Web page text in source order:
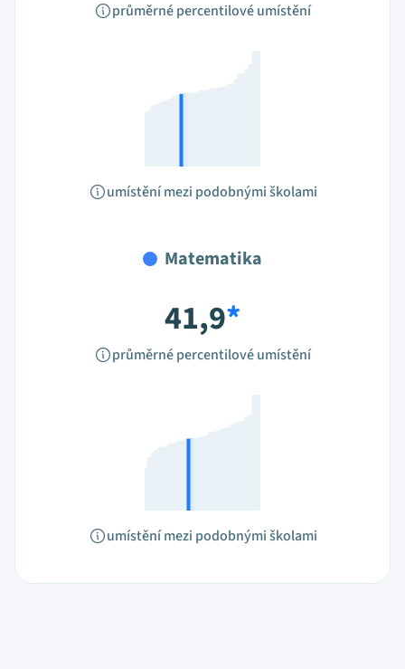
průměrné percentilové umístění
umístění mezi podobnými školami
Matematika
41,9*
průměrné percentilové umístění
umístění mezi podobnými školami